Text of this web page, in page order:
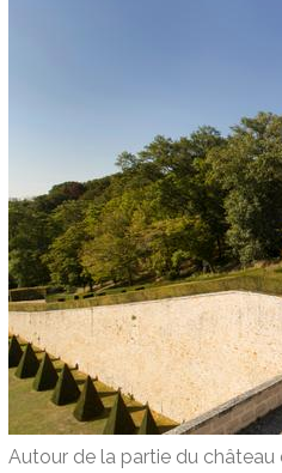
Autour de la partie du château